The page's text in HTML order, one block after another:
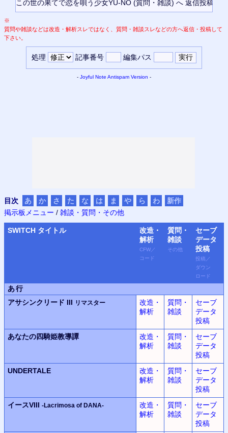
※
質問や雑談などは改造・解析スレではなく、質問・雑談スレなどの方へ返信・投稿して
下さい。
処理 記事番号 編集パス
- Joyful Note Antispam Version -
目次 あ か さ た な は ま や ら わ
新作
掲示板メニュー / 雑談・質問・その他
SWITCH タイトル
改造・
解析
CFW ／
コード
質問・
雑談
その他
セーブ
データ
投稿
投稿 ／
ダウン
ロード
あ行
アサシンクリード III リマスター
改造・
解析
質問・
雑談
セーブ
データ
投稿
あなたの四騎姫教導譚
改造・
解析
質問・
雑談
セーブ
データ
投稿
UNDERTALE
改造・
解析
質問・
雑談
セーブ
データ
投稿
イースVIII -Lacrimosa of DANA-
改造・
解析
質問・
雑談
セーブ
データ
投稿